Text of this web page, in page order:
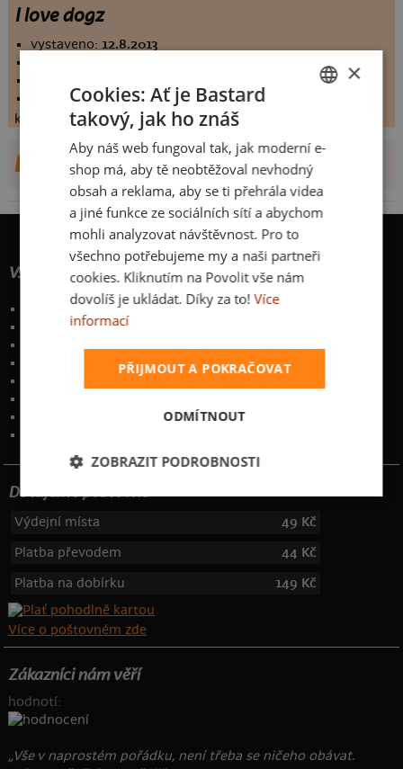
I love dogz
vystaveno:12.8.2013
koupilo by:3 lidí
konečné hodnocení:5.84375
DALŠÍ NÁVRHY OD FRODOMAN
Vše o nákupu
Poštovné a způsoby doručení
Garance výměny či vrácení
Zakázkový potisk textilu
Obchodní podmínky
info@bastard.cz
Dotujeme poštovné
Výdejní místa
49 Kč
Platba převodem
44 Kč
Platba na dobírku
149 Kč
Více o poštovném zde
Zákazníci nám věří
hodnotí:
„Vše v naprostém pořádku, není třeba se ničeho obávat.
SLOVAK
×
Cookies: Ať je Bastard
takový, jak ho znáš
Aby náš web fungoval tak, jak moderní e-
shop má, aby tě neobtěžoval nevhodný
obsah a reklama, aby se ti přehrála videa
a jiné funkce ze sociálních sítí a abychom
mohli analyzovat návštěvnost. Pro to
všechno potřebujeme my a naši partneři
cookies. Kliknutím na Povolit vše nám
dovolíš je ukládat. Díky za to! Více
informací
PŘIJMOUT A POKRAČOVAT
ODMÍTNOUT
ZOBRAZIT PODROBNOSTI